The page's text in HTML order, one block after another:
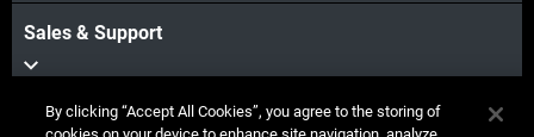
Sales & Support
Our Company
By clicking “Accept All Cookies”, you agree to the storing of